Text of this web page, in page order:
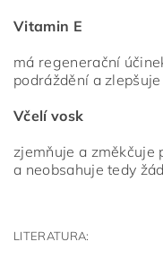
Vitamin E
má regenerační
podráždění a
Včelí vosk
zjemňuje a změkčuje
a neobsahuje tedy
LITERATURA: